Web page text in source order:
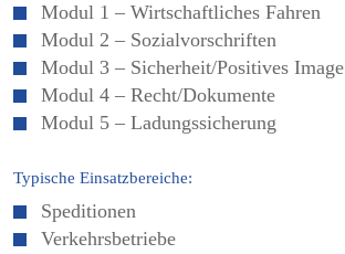
Modul 1 – Wirtschaftliches Fahren
Modul 2 – Sozialvorschriften
Modul 3 – Sicherheit/Positives Image
Modul 4 – Recht/Dokumente
Modul 5 – Ladungssicherung
Typische Einsatzbereiche:
Speditionen
Verkehrsbetriebe